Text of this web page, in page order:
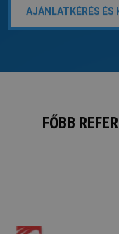
AJÁNLATKÉRÉS ÉS
FŐBB